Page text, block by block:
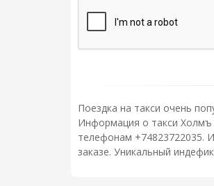
Поездка на такси очень
Информация о такси Холмъ
телефонам +74823722035.
заказе. Уникальный